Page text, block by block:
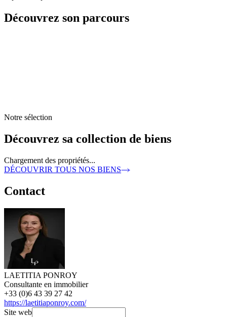
Découvrez son parcours
Notre sélection
Découvrez sa collection de biens
Chargement des propriétés...
DÉCOUVRIR TOUS NOS BIENS
Contact
LAETITIA PONROY
Consultante en immobilier
+33 (0)6 43 39 27 42
https://laetitiaponroy.com/
Site web